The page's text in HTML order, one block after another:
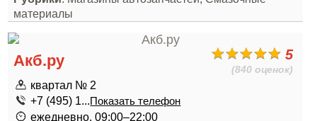
материалы
5
(840 оценок)
Акб.ру
квартал № 2
+7 (495) 1...Показать телефон
ежедневно, 09:00–22:00